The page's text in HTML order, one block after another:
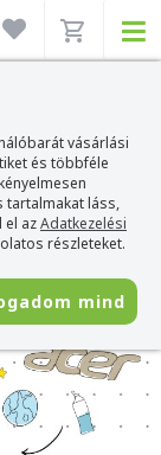
vásárlási
és többféle
tartalmakat láss,
el azAdatkezelési
részleteket.
mind